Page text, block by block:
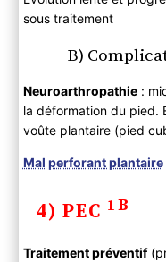
sous traitement
B)
Neuroarthropathie:
la déformation du pied.
voûte plantaire (pied
Mal perforant plantaire
4) PEC 1B
Traitement préventif